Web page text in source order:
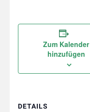
Zum Kalender
hinzufügen
DETAILS